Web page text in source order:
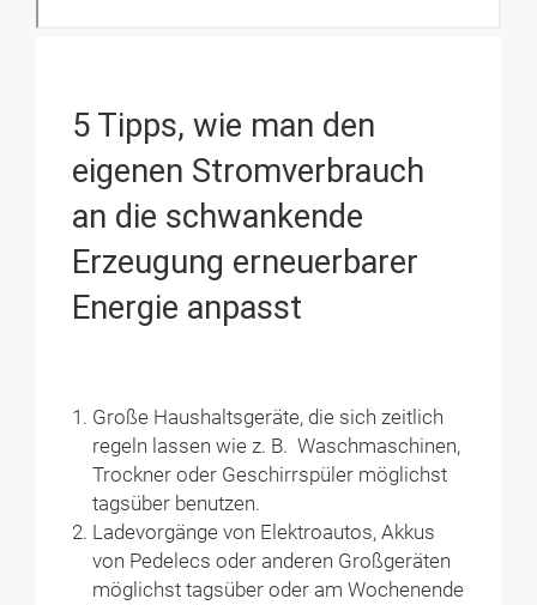
5 Tipps, wie man den
eigenen Stromverbrauch
an die schwankende
Erzeugung erneuerbarer
Energie anpasst
Große Haushaltsgeräte, die sich zeitlich
regeln lassen wie z. B. Waschmaschinen,
Trockner oder Geschirrspüler möglichst
tagsüber benutzen.
Ladevorgänge von Elektroautos, Akkus
von Pedelecs oder anderen Großgeräten
möglichst tagsüber oder am Wochenende